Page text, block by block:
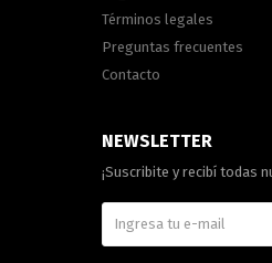
Términos legales
Preguntas frecuentes
Contacto
NEWSLETTER
¡Suscribite y recibí todas